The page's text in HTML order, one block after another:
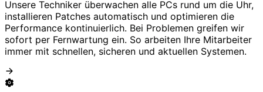
Unsere Techniker überwachen alle PCs rund um die Uhr,
installieren Patches automatisch und optimieren die
Performance kontinuierlich. Bei Problemen greifen wir
sofort per Fernwartung ein. So arbeiten Ihre Mitarbeiter
immer mit schnellen, sicheren und aktuellen Systemen.